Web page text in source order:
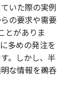
いた際の実例
の要求や需要
とがありま
多めの発注を
。しかし、半
な情報を鵜呑